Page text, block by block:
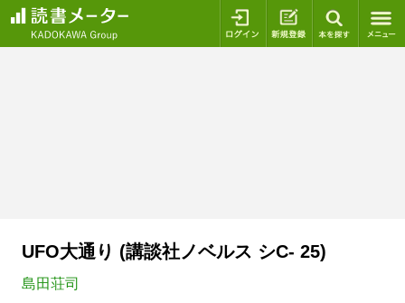
ログイン 新規登録
UFO大通り (講談社ノベルス シC- 25)
島田荘司